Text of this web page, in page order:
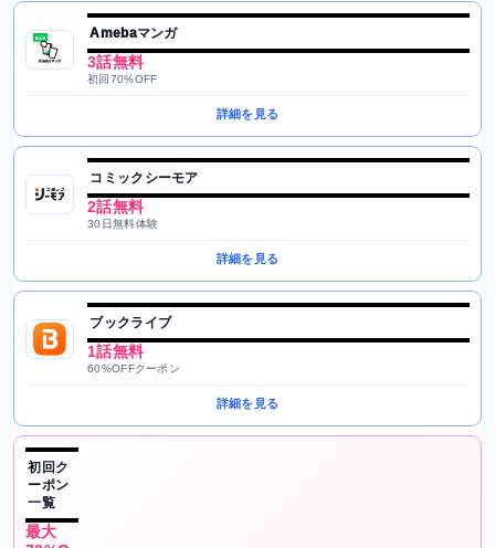
Amebaマンガ
3話無料
初回70%OFF
詳細を見る
コミックシーモア
2話無料
30日無料体験
詳細を見る
ブックライブ
1話無料
60%OFFクーポン
詳細を見る
初回ク
ーポン
一覧
最大